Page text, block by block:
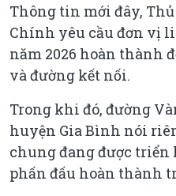
Thông tin mới đây,
Chính yêu cầu đơn vị
năm 2026 hoàn thành
và đường kết nối.
Trong khi đó, đường
huyện Gia Bình nói
chung đang được triển
phấn đấu hoàn thành